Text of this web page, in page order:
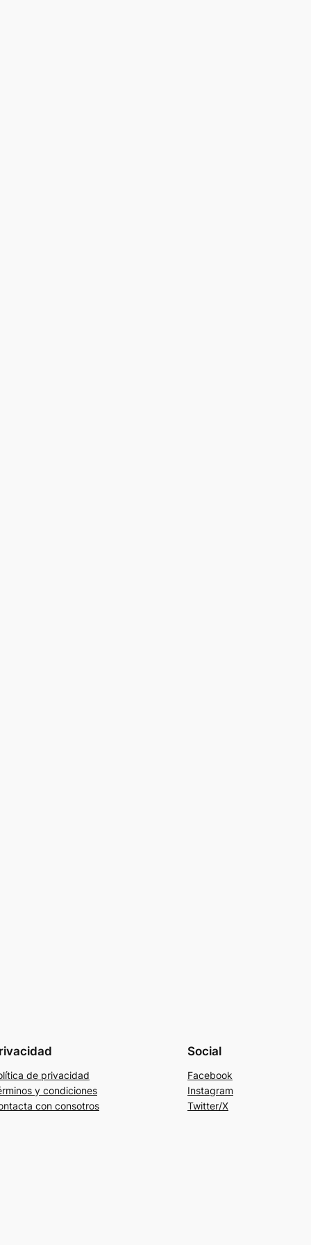
de privacidad
y condiciones
con consotros
Social
Facebook
Instagram
Twitter/X